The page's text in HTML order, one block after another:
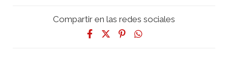
Compartir en las redes sociales